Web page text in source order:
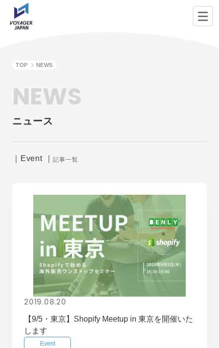
NEWS
ニュース
TOP NEWS
｜Event ｜記事一覧
2019.08.20
【9/5・東京】Shopify Meetup in 東京を開催いた
します
Event